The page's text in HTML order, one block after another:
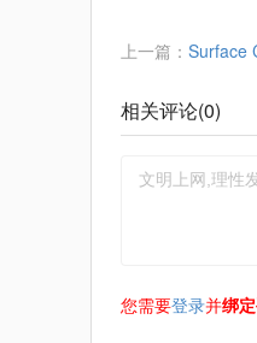
上一篇： Surface
相关评论(0)
您需要登录并绑